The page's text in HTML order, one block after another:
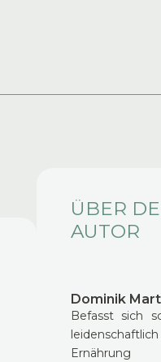
ÜBER
AUTOR
Dominik
Befasst sich